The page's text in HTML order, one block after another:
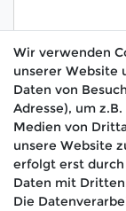
Hiermit
erklärung
Wir verwenden
unserer Website
Daten von
Adresse), um
Medien von
unsere Website
erfolgt erst
Daten mit
Die